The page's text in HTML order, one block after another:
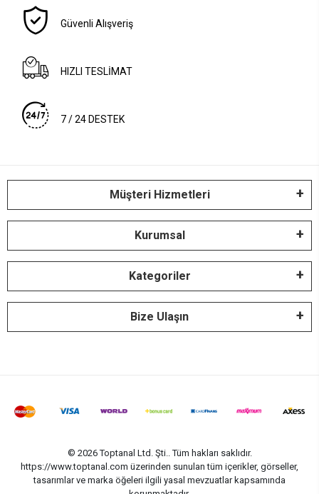
Güvenli Alışveriş
HIZLI TESLİMAT
7 / 24 DESTEK
Müşteri Hizmetleri
Kurumsal
Kategoriler
Bize Ulaşın
© 2026 Toptanal Ltd. Şti.. Tüm hakları saklıdır.
https://www.toptanal.com üzerinden sunulan tüm içerikler, görseller,
tasarımlar ve marka öğeleri ilgili yasal mevzuatlar kapsamında